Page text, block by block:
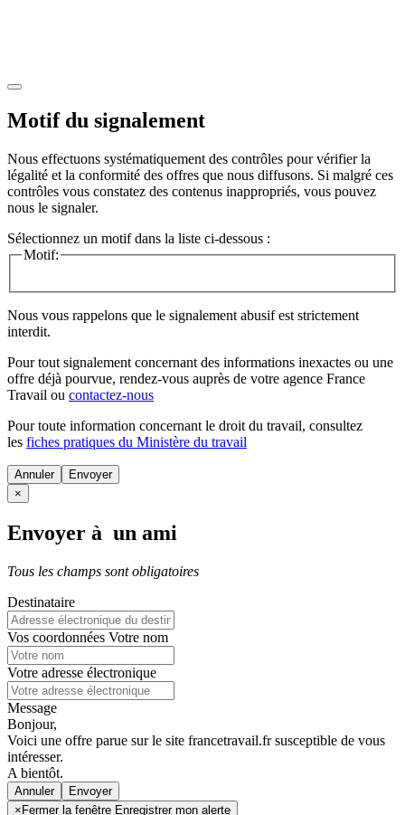
Motif du signalement
Nous effectuons systématiquement des contrôles pour vérifier la
légalité et la conformité des offres que nous diffusons. Si malgré ces
contrôles vous constatez des contenus inappropriés, vous pouvez
nous le signaler.
Sélectionnez un motif dans la liste ci-dessous :
Motif:
Nous vous rappelons que le signalement abusif est strictement
interdit.
Pour tout signalement concernant des informations inexactes ou une
offre déjà pourvue, rendez-vous auprès de votre agence France
Travail ou contactez-nous
Pour toute information concernant le droit du travail, consultez
les fiches pratiques du Ministère du travail
Annuler
×
Envoyer à un ami
Tous les champs sont obligatoires
Destinataire
Vos coordonnées Votre nom
Votre adresse électronique
Message
Bonjour,
Voici une offre parue sur le site francetravail.fr susceptible de vous
intéresser.
A bientôt.
Annuler
× Fermer la fenêtre Enregistrer mon alerte